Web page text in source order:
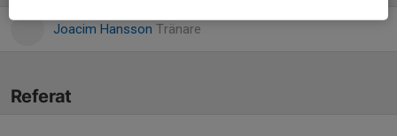
Joacim Hansson Tränare
Referat